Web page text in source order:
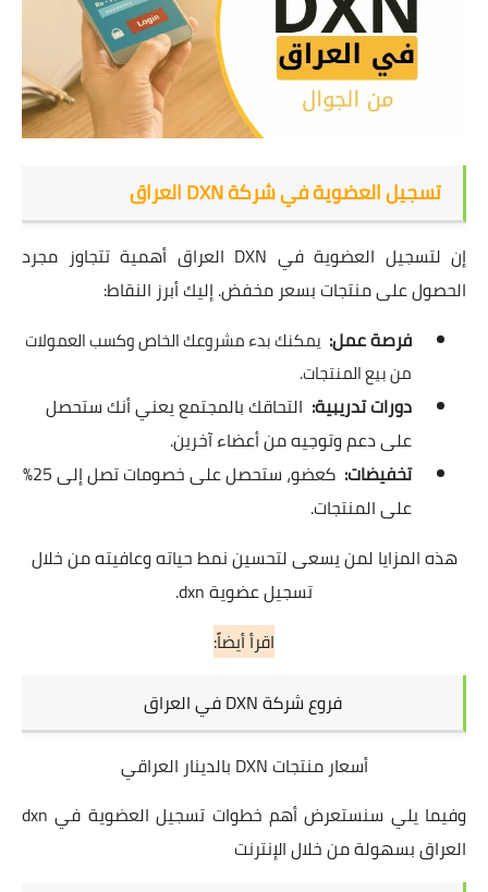
تسجيل العضوية في شركة DXN العراق
إن لتسجيل العضوية في DXN العراق أهمية تتجاوز مجرد
الحصول على منتجات بسعر مخفض. إليك أبرز النقاط:
فرصة عمل: يمكنك بدء مشروعك الخاص وكسب العمولات
من بيع المنتجات.
دورات تدريبية: التحاقك بالمجتمع يعني أنك ستحصل
على دعم وتوجيه من أعضاء آخرين.
تخفيضات:
كعضو، ستحصل على خصومات تصل إلى 25%
على المنتجات.
هذه المزايا لمن يسعى لتحسين نمط حياته وعافيته من خلال
تسجيل عضوية dxn.
اقرأ أيضاً:
فروع شركة DXN في العراق
أسعار منتجات DXN بالدينار العراقي
وفيما يلي سنستعرض أهم خطوات تسجيل العضوية في dxn
العراق بسهولة من خلال الإنترنت